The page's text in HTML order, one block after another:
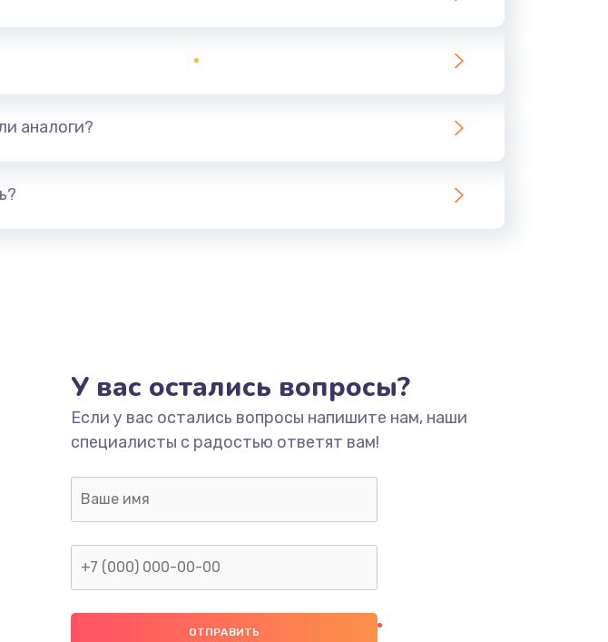
аналоги?
У вас остались вопросы?
Если у вас остались вопросы напишите нам, наши
специалисты с радостью ответят вам!